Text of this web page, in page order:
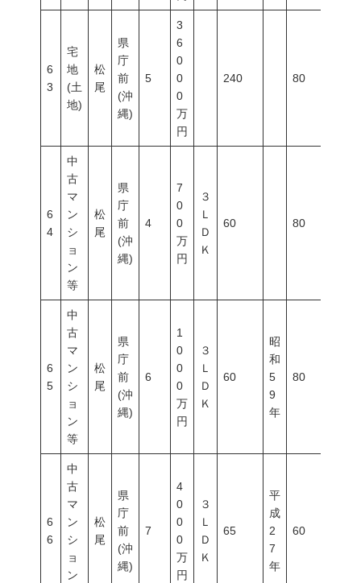
6
3
宅
地
(土
地)
松
尾
県
庁
前
(沖
縄)
5
3
6
0
0
0
万
円
240 80
6
4
中
古
マ
ン
シ
ョ
ン
等
松
尾
県
庁
前
(沖
縄)
4
7
0
0
万
円
３
Ｌ
Ｄ
Ｋ
60 80
6
5
中
古
マ
ン
シ
ョ
ン
等
松
尾
県
庁
前
(沖
縄)
6
1
0
0
0
万
円
３
Ｌ
Ｄ
Ｋ
60
昭
和
5
9
年
80
6
6
中
古
マ
ン
シ
ョ
ン
松
尾
県
庁
前
(沖
縄)
7
4
0
0
0
万
円
３
Ｌ
Ｄ
Ｋ
65
平
成
2
7
年
60